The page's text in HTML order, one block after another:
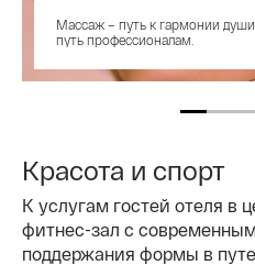
Массаж – путь к гармонии души
путь профессионалам.
Красота и спорт
К услугам гостей отеля в
фитнес-зал с
поддержания формы в